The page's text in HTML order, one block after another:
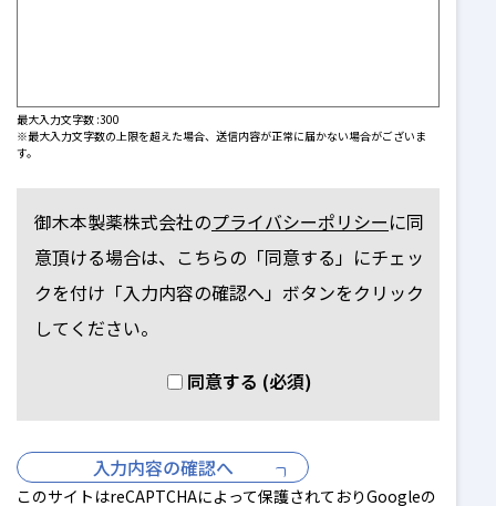
最大入力文字数 :300
※最大入力文字数の上限を超えた場合、送信内容が正常に届かない場合がございま
す。
御木本製薬株式会社のプライバシーポリシーに同
意頂ける場合は、こちらの「同意する」にチェッ
クを付け 「入力内容の確認へ」ボタンをクリック
してください。
同意する (必須)
このサイトはreCAPTCHAによって保護されておりGoogleの